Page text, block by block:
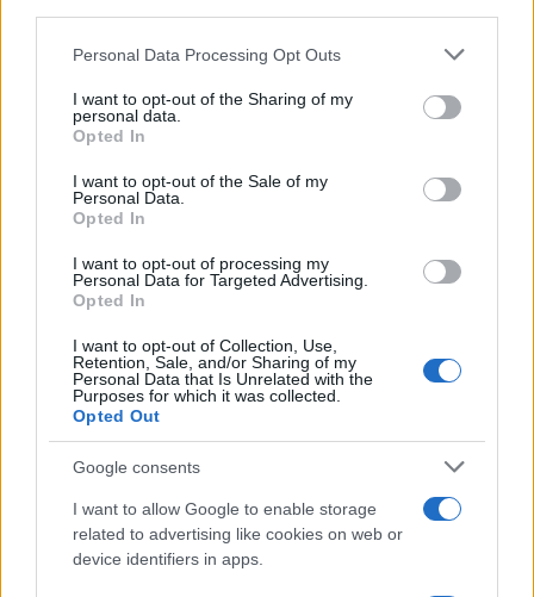
Please note that this website/app uses one or more Google
not limited to your visit or usage behaviour. You may click to
grant or deny consent to Google and its third-party tags to
use your data for below specified purposes in below Google
consent section.
Personal Data Processing Opt Outs
I want to opt-out of the Sharing of my
personal data.
Opted In
I want to opt-out of the Sale of my
Personal Data.
Opted In
I want to opt-out of processing my
Personal Data for Targeted Advertising.
Opted In
I want to opt-out of Collection, Use,
Retention, Sale, and/or Sharing of my
Personal Data that Is Unrelated with the
Purposes for which it was collected.
Opted Out
Google consents
I want to allow Google to enable storage
related to advertising like cookies on web or
device identifiers in apps.
F
a
ce
b
o
o
k
T
w
it
te
r
Pi
n
te
re
st
W
h
s
p
p
S
h
re
NOTIZIE RECENTI
Incidente sulla strada provinciale ad Arzachena,
un ferito
Sangue, musica e solidarietà con Avis Olbia al
Delta Center
Meteo Olbia 9 agosto, temperature in calo